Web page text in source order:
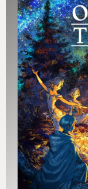
コログという可
る。隠れ方のバ
け出すのがまた
新たな発見パタ
私のお気に入り
てる子だ。
そのコログは
とごろごろして
ってごろごろす
けもあるまい。